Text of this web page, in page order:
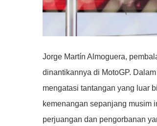
Jorge Martín Almoguera,
dinantikannya di MotoGP.
mengatasi tantangan yang luar
kemenangan sepanjang musim
perjuangan dan pengorbanan